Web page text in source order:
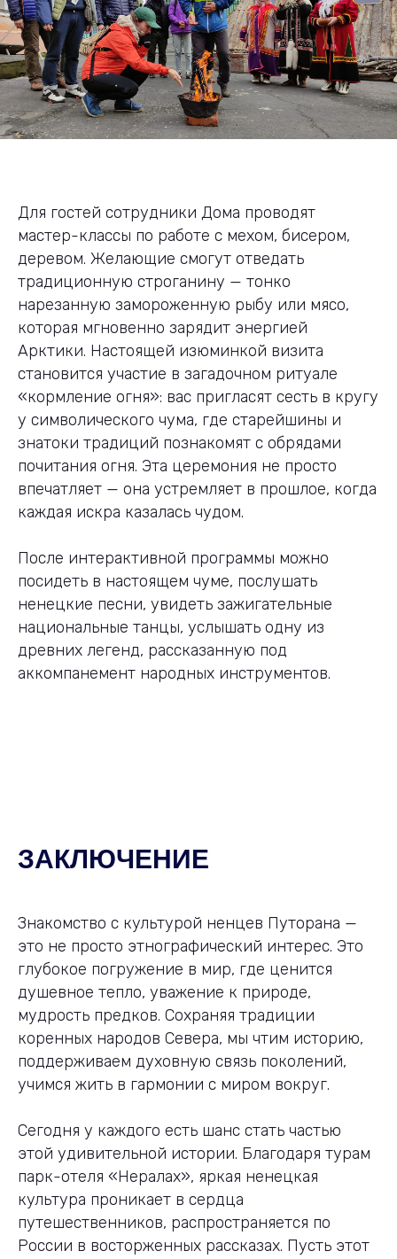
Для гостей сотрудники Дома проводят
мастер-классы по работе с мехом, бисером,
деревом. Желающие смогут отведать
традиционную строганину — тонко
нарезанную замороженную рыбу или мясо,
которая мгновенно зарядит энергией
Арктики. Настоящей изюминкой визита
становится участие в загадочном ритуале
«кормление огня»: вас пригласят сесть в кругу
у символического чума, где старейшины и
знатоки традиций познакомят с обрядами
почитания огня. Эта церемония не просто
впечатляет — она устремляет в прошлое, когда
каждая искра казалась чудом.
После интерактивной программы можно
посидеть в настоящем чуме, послушать
ненецкие песни, увидеть зажигательные
национальные танцы, услышать одну из
древних легенд, рассказанную под
аккомпанемент народных инструментов.
ЗАКЛЮЧЕНИЕ
Знакомство с культурой ненцев Путорана —
это не просто этнографический интерес. Это
глубокое погружение в мир, где ценится
душевное тепло, уважение к природе,
мудрость предков. Сохраняя традиции
коренных народов Севера, мы чтим историю,
поддерживаем духовную связь поколений,
учимся жить в гармонии с миром вокруг.
Сегодня у каждого есть шанс стать частью
этой удивительной истории. Благодаря турам
парк-отеля «Нералах», яркая ненецкая
культура проникает в сердца
путешественников, распространяется по
России в восторженных рассказах. Пусть этот